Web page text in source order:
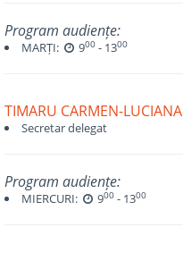
Program audiențe:
MARȚI: 900 - 1300
TIMARU CARMEN-LUCIANA
Secretar delegat
Program audiențe:
MIERCURI: 900 - 1300